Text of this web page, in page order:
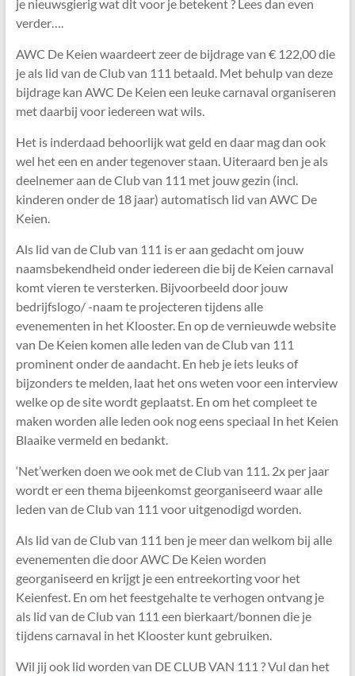
je nieuwsgierig wat dit voor je betekent ? Lees dan even
verder….
AWC De Keien waardeert zeer de bijdrage van € 122,00 die
je als lid van de Club van 111 betaald. Met behulp van deze
bijdrage kan AWC De Keien een leuke carnaval organiseren
met daarbij voor iedereen wat wils.
Het is inderdaad behoorlijk wat geld en daar mag dan ook
wel het een en ander tegenover staan. Uiteraard ben je als
deelnemer aan de Club van 111 met jouw gezin (incl.
kinderen onder de 18 jaar) automatisch lid van AWC De
Keien.
Als lid van de Club van 111 is er aan gedacht om jouw
naamsbekendheid onder iedereen die bij de Keien carnaval
komt vieren te versterken. Bijvoorbeeld door jouw
bedrijfslogo/ -naam te projecteren tijdens alle
evenementen in het Klooster. En op de vernieuwde website
van De Keien komen alle leden van de Club van 111
prominent onder de aandacht. En heb je iets leuks of
bijzonders te melden, laat het ons weten voor een interview
welke op de site wordt geplaatst. En om het compleet te
maken worden alle leden ook nog eens speciaal In het Keien
Blaaike vermeld en bedankt.
‘Net’werken doen we ook met de Club van 111. 2x per jaar
wordt er een thema bijeenkomst georganiseerd waar alle
leden van de Club van 111 voor uitgenodigd worden.
Als lid van de Club van 111 ben je meer dan welkom bij alle
evenementen die door AWC De Keien worden
georganiseerd en krijgt je een entreekorting voor het
Keienfest. En om het feestgehalte te verhogen ontvang je
als lid van de Club van 111 een bierkaart/bonnen die je
tijdens carnaval in het Klooster kunt gebruiken.
Wil jij ook lid worden van DE CLUB VAN 111 ? Vul dan het